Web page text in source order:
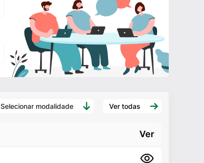
Selecionar modalidade Ver todas
Ver